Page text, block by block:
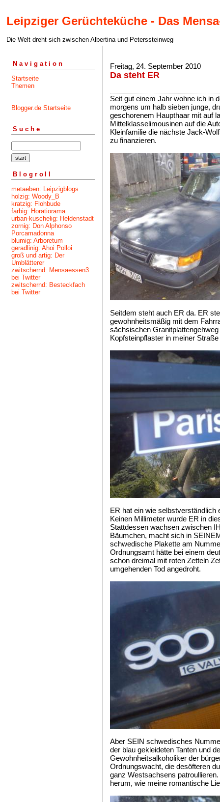
Leipziger Gerüchteküche - Das
Die Welt dreht sich zwischen Albertina und Peterssteinweg
Navigation
Startseite
Themen
Blogger.de Startseite
Suche
Blogroll
metaeben: Leipzigblogs
holzig: Woody_B
kratzig: Flohbude
farbig: Horatiorama
urban-kuschelig: Heldenstadt
zornig: Don Alphonso
Porcamadonna
blumig: Arboretum
geradlinig: Ahoi Polloi
groß und artig: Der
Umblätterer
zwitschernd: Mensaessen3
bei Twitter
zwitschernd: Besteckfach
bei Twitter
Freitag, 24. September 2010
Da steht ER
Seit gut einem Jahr wohne ich in
morgens um halb sieben junge,
geschorenem Haupthaar mit auf
Mittelklasselimousinen auf die
Kleinfamilie die nächste Jack-
zu finanzieren.
Seitdem steht auch ER da. ER
gewohnheitsmäßig mit dem
sächsischen
Kopfsteinpflaster in meiner
ER hat ein wie
Keinen Millimeter wurde ER in
Stattdessen wachsen zwischen
Bäumchen, macht sich in
schwedische Plakette am
Ordnungsamt hätte bei einem
schon dreimal mit roten Zetteln
umgehenden Tod angedroht.
Aber SEIN schwedisches
der blau gekleideten Tanten und
Gewohnheitsalkoholiker der
Ordnungswacht, die desöfteren
ganz Westsachsens
herum, wie meine romantische